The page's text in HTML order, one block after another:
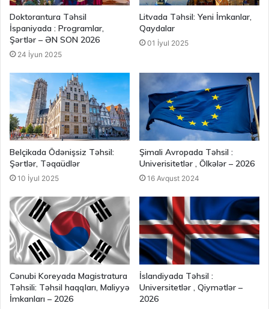
Doktorantura Təhsil
İspaniyada : Programlar,
Şərtlər – ƏN SON 2026
24 İyun 2025
Litvada Təhsil: Yeni İmkanlar,
Qaydalar
01 İyul 2025
Belçikada Ödənişsiz Təhsil:
Şərtlər, Təqaüdlər
10 İyul 2025
Şimali Avropada Təhsil :
Univerisitetlər , Ölkələr – 2026
16 Avqust 2024
Cənubi Koreyada Magistratura
Təhsili: Təhsil haqqları, Maliyyə
İmkanları – 2026
İslandiyada Təhsil :
Universitetlər , Qiymətlər –
2026